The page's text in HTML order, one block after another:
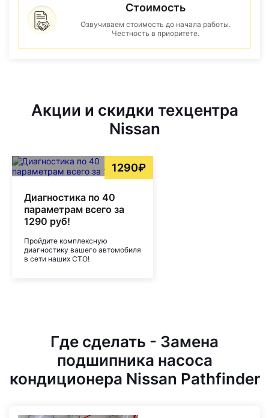
Стоимость
Озвучиваем стоимость до начала работы.
Честность в приоритете.
Акции и скидки техцентра
Nissan
1290₽
Диагностика по 40
параметрам всего за
1290 руб!
Пройдите комплексную
диагностику вашего автомобиля
в сети наших СТО!
Где сделать - Замена
подшипника насоса
кондиционера Nissan Pathfinder